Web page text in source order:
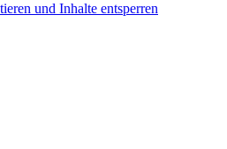
und Inhalte entsperren